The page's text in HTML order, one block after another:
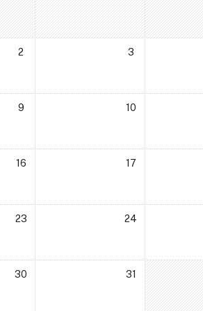
Немає подій, понеділок, 2 грудня
2 Немає подій,
3
Немає подій, понеділок, 9 грудня
9 Немає подій,
10
Немає подій, понеділок, 16 грудня
16 Немає подій,
17
Немає подій, понеділок, 23 грудня
23 Немає подій,
24
Немає подій, понеділок, 30 грудня
30 Немає подій,
31